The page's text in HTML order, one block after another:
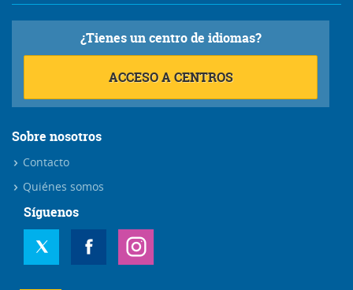
¿Tienes un centro de idiomas?
ACCESO A CENTROS
Sobre nosotros
Contacto
Quiénes somos
Síguenos